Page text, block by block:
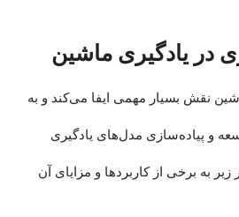
در یادگیری ماشین
نقش بسیار مهمی ایفا می‌کند و به
و پیاده‌سازی مدل‌های یادگیری
به برخی از کاربردها و مزایای آن